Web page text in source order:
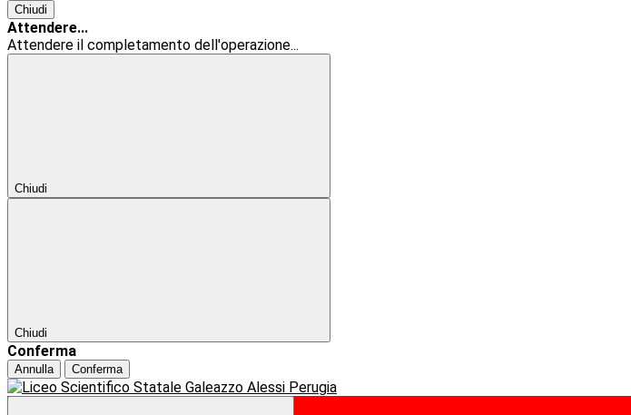
Chiudi
Attendere...
Attendere il completamento dell'operazione...
Chiudi
Chiudi
Conferma
Annulla Conferma